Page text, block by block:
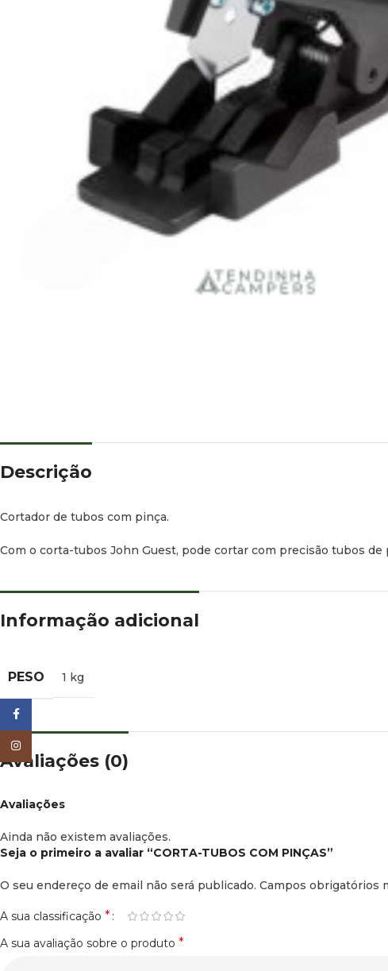
Descrição
Cortador de tubos com pinça.
Com o corta-tubos John Guest, pode cortar com precisão tubos
Informação adicional
PESO 1 kg
Avaliações (0)
Avaliações
Ainda não existem avaliações.
Seja o primeiro a avaliar “CORTA-TUBOS COM PINÇAS”
O seu endereço de email não será publicado. Campos obrigatórios
A sua classificação *
A sua avaliação sobre o produto *